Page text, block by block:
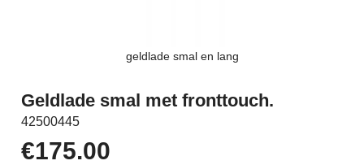
geldlade smal en lang
Geldlade smal met fronttouch.
42500445
€175.00